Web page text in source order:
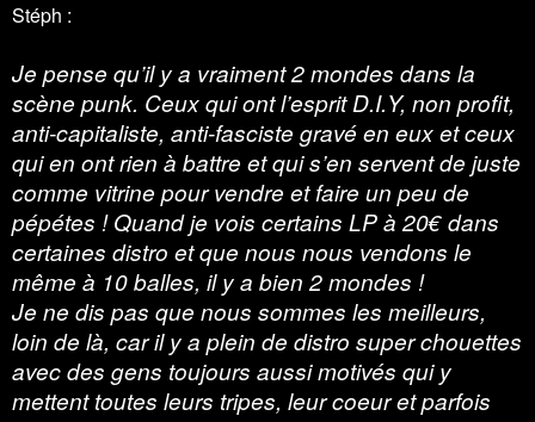
Stéph :
Je pense qu’il y a vraiment 2 mondes dans la
scène punk. Ceux qui ont l’esprit D.I.Y, non profit,
anti-capitaliste, anti-fasciste gravé en eux et ceux
qui en ont rien à battre et qui s’en servent de juste
comme vitrine pour vendre et faire un peu de
pépétes ! Quand je vois certains LP à 20€ dans
certaines distro et que nous nous vendons le
même à 10 balles, il y a bien 2 mondes !
Je ne dis pas que nous sommes les meilleurs,
loin de là, car il y a plein de distro super chouettes
avec des gens toujours aussi motivés qui y
mettent toutes leurs tripes, leur coeur et parfois